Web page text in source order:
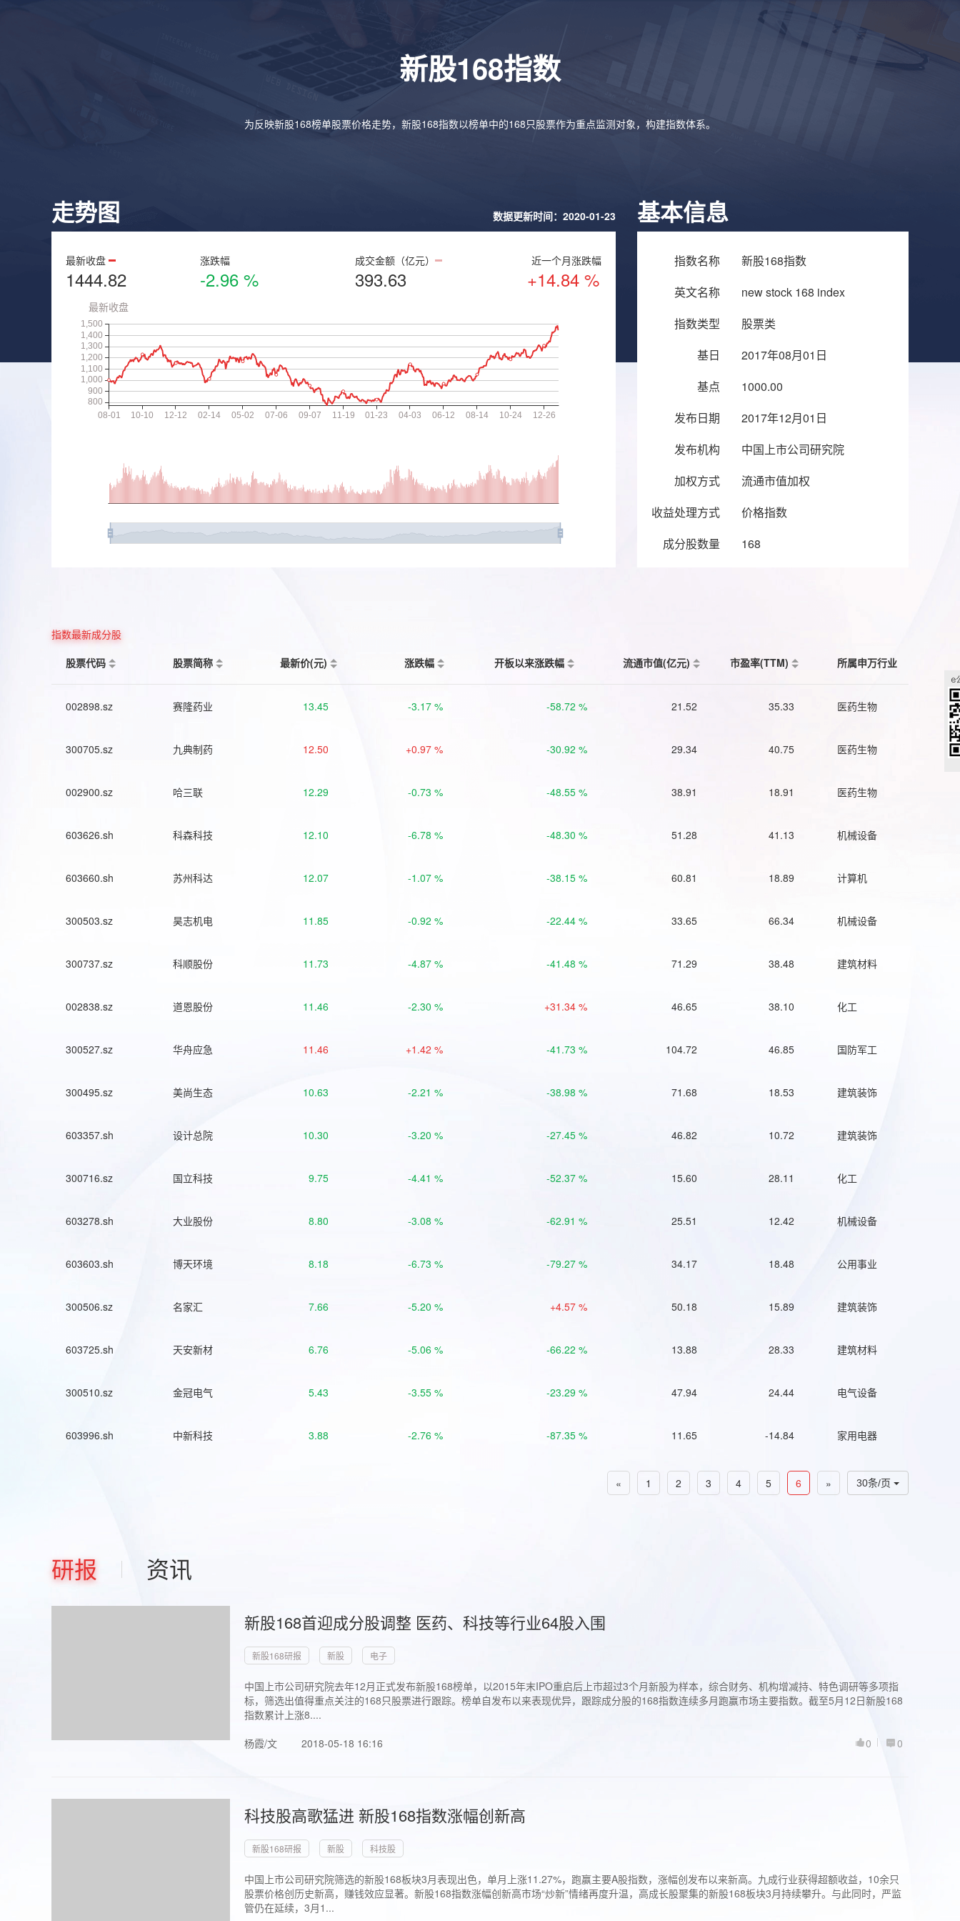
新股168指数
为反映新股168榜单股票价格走势，新股168指数以榜单中的168只股票作为重点监测对象，构建指数体系。
走势图 数据更新时间：2020-01-23
最新收盘
1444.82
涨跌幅
-2.96 %
成交金额（亿元）
393.63
近一个月涨跌幅
+14.84 %
基本信息
指数名称
新股168指数
英文名称
new stock 168 index
指数类型
股票类
基日
2017年08月01日
基点
1000.00
发布日期
2017年12月01日
发布机构
中国上市公司研究院
加权方式
流通市值加权
收益处理方式
价格指数
成分股数量
168
指数最新成分股
股票代码
股票简称 最新价(元) 涨跌幅 开板以来涨跌幅 流通市值(亿元) 市盈率(TTM) 所属申万行业
002898.sz 赛隆药业 13.45 -3.17 % -58.72 % 21.52 35.33 医药生物
300705.sz 九典制药 12.50 +0.97 % -30.92 % 29.34 40.75 医药生物
002900.sz 哈三联 12.29 -0.73 % -48.55 % 38.91 18.91 医药生物
603626.sh 科森科技 12.10 -6.78 % -48.30 % 51.28 41.13 机械设备
603660.sh 苏州科达 12.07 -1.07 % -38.15 % 60.81 18.89 计算机
300503.sz 昊志机电 11.85 -0.92 % -22.44 % 33.65 66.34 机械设备
300737.sz 科顺股份 11.73 -4.87 % -41.48 % 71.29 38.48 建筑材料
002838.sz 道恩股份 11.46 -2.30 % +31.34 % 46.65 38.10 化工
300527.sz 华舟应急 11.46 +1.42 % -41.73 % 104.72 46.85 国防军工
300495.sz 美尚生态 10.63 -2.21 % -38.98 % 71.68 18.53 建筑装饰
603357.sh 设计总院 10.30 -3.20 % -27.45 % 46.82 10.72 建筑装饰
300716.sz 国立科技 9.75 -4.41 % -52.37 % 15.60 28.11 化工
603278.sh 大业股份 8.80 -3.08 % -62.91 % 25.51 12.42 机械设备
603603.sh 博天环境 8.18 -6.73 % -79.27 % 34.17 18.48 公用事业
300506.sz 名家汇 7.66 -5.20 % +4.57 % 50.18 15.89 建筑装饰
603725.sh 天安新材 6.76 -5.06 % -66.22 % 13.88 28.33 建筑材料
300510.sz 金冠电气 5.43 -3.55 % -23.29 % 47.94 24.44 电气设备
603996.sh 中新科技 3.88 -2.76 % -87.35 % 11.65 -14.84 家用电器
30条/页
« 1 2 3 4 5 6 »
研报 资讯
新股168首迎成分股调整 医药、科技等行业64股入围
新股168研报 新股 电子
中国上市公司研究院去年12月正式发布新股168榜单，以2015年末IPO重启后上市超过3个月新股为样本，综合财务、机构增减持、特色调研等多项指
标，筛选出值得重点关注的168只股票进行跟踪。榜单自发布以来表现优异，跟踪成分股的168指数连续多月跑赢市场主要指数。截至5月12日新股168
指数累计上涨8....
杨霞/文
2018-05-18 16:16 0
0
科技股高歌猛进 新股168指数涨幅创新高
新股168研报 新股 科技股
中国上市公司研究院筛选的新股168板块3月表现出色，单月上涨11.27%，跑赢主要A股指数，涨幅创发布以来新高。九成行业获得超额收益，10余只
股票价格创历史新高，赚钱效应显著。新股168指数涨幅创新高市场“炒新”情绪再度升温，高成长股聚集的新股168板块3月持续攀升。与此同时，严监
管仍在延续，3月1...